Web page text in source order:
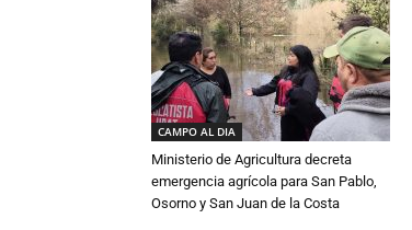
CAMPO AL DIA
Ministerio de Agricultura decreta
emergencia agrícola para San Pablo,
Osorno y San Juan de la Costa